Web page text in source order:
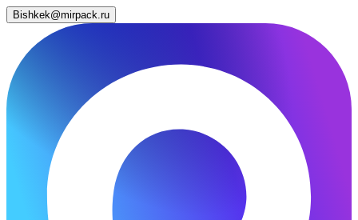
Bishkek@mirpack.ru